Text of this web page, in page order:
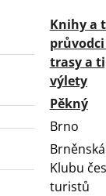
Knihy a
trasy a
výlety
Pěkný
Brno
Klubu
turistů